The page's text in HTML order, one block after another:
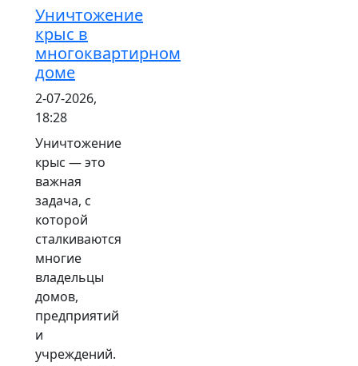
Уничтожение
крыс в
многоквартирном
доме
2-07-2026,
18:28
Уничтожение
крыс — это
важная
задача, с
которой
сталкиваются
многие
владельцы
домов,
предприятий
и
учреждений.